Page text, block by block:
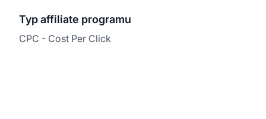
Typ affiliate programu
CPC - Cost Per Click